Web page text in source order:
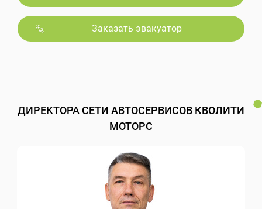
Заказать эвакуатор
ДИРЕКТОРА СЕТИ АВТОСЕРВИСОВ КВОЛИТИ
МОТОРС